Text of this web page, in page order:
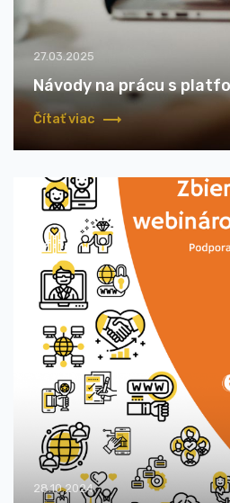
27.03.2025
Návody na prácu s
Čítať viac
28.10.2024